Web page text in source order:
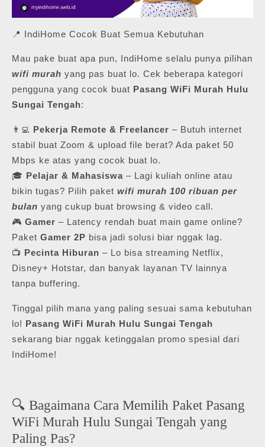
📍 IndiHome Cocok Buat Semua Kebutuhan
Mau pake buat apa pun, IndiHome selalu punya pilihan
wifi murah yang pas buat lo. Cek beberapa kategori
pengguna yang cocok buat Pasang WiFi Murah Hulu
Sungai Tengah:
👨‍💻 Pekerja Remote & Freelancer – Butuh internet
stabil buat Zoom & upload file berat? Ada paket 50
Mbps ke atas yang cocok buat lo.
🎓 Pelajar & Mahasiswa – Lagi kuliah online atau
bikin tugas? Pilih paket wifi murah 100 ribuan per
bulan yang cukup buat browsing & video call.
🎮 Gamer – Latency rendah buat main game online?
Paket Gamer 2P bisa jadi solusi biar nggak lag.
📺 Pecinta Hiburan – Lo bisa streaming Netflix,
Disney+ Hotstar, dan banyak layanan TV lainnya
tanpa buffering.
Tinggal pilih mana yang paling sesuai sama kebutuhan
lo! Pasang WiFi Murah Hulu Sungai Tengah
sekarang biar nggak ketinggalan promo spesial dari
IndiHome!
🔍 Bagaimana Cara Memilih Paket Pasang
WiFi Murah Hulu Sungai Tengah yang
Paling Pas?